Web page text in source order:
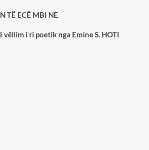
TË ECË MBI NE
vëllim i ri poetik nga Emine S. HOTI